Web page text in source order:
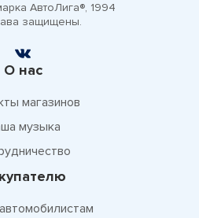
АвтоЛига®, 1994
защищены.
О нас
магазинов
музыка